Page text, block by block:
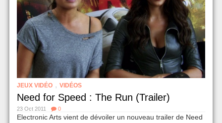
JEUX VIDÉO , VIDÉOS
Need for Speed : The Run (Trailer)
23 Oct 2011 0
Electronic Arts vient de dévoiler un nouveau trailer de Need